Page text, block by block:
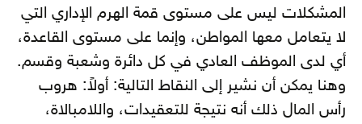
المشكلات ليس على مستوى قمة الهرم الإداري التي
لا يتعامل معها المواطن، وإنما على مستوى القاعدة،
أي لدى الموظف العادي في كل دائرة وشعبة وقسم.
وهنا يمكن أن نشير إلى النقاط التالية: أولاً: هروب
رأس المال ذلك أنه نتيجة للتعقيدات، واللامبالاة،